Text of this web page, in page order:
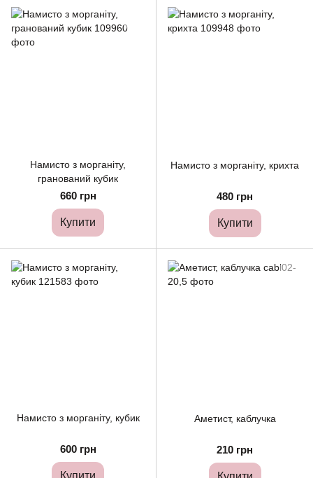
Намисто з морганіту,
гранований кубик
660 грн
Купити
Намисто з морганіту, крихта
480 грн
Купити
Намисто з морганіту, кубик
600 грн
Купити
Аметист, каблучка
210 грн